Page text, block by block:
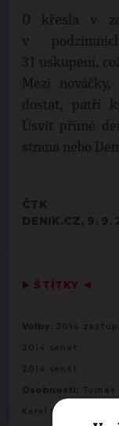
O křesla v
v
31 uskupení,
Mezi
dostat, patří
Úsvit přímé
strana nebo
ČTK
DENIK.CZ, 9. 9.
▶ ŠTÍTKY ◀
Volby: 2014
2014 senát
2014 senát
Osobnosti: Tomáš
Karel